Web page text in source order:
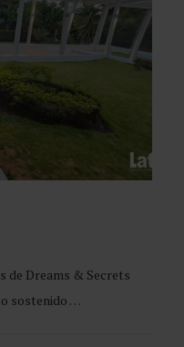
de Dreams & Secrets
sostenido …